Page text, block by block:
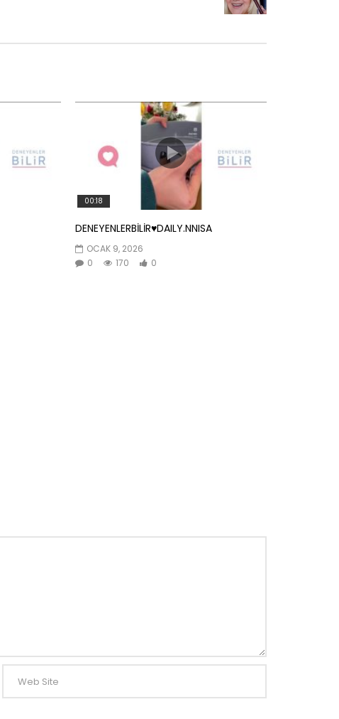
00:18
DENEYENLERBİLİR♥️DAILY.NNISA
OCAK 9, 2026
0
170 0